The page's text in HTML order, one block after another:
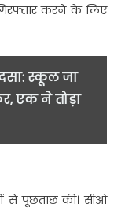
करने के लिए
स्कूल जा
एक ने तोड़ा
से पूछताछ की। सीओ